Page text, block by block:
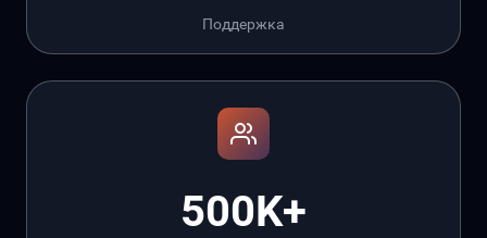
Поддержка
500K+